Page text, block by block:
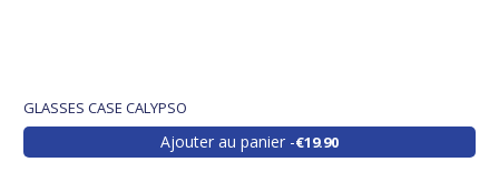
GLASSES CASE CALYPSO
Ajouter au panier €19.90